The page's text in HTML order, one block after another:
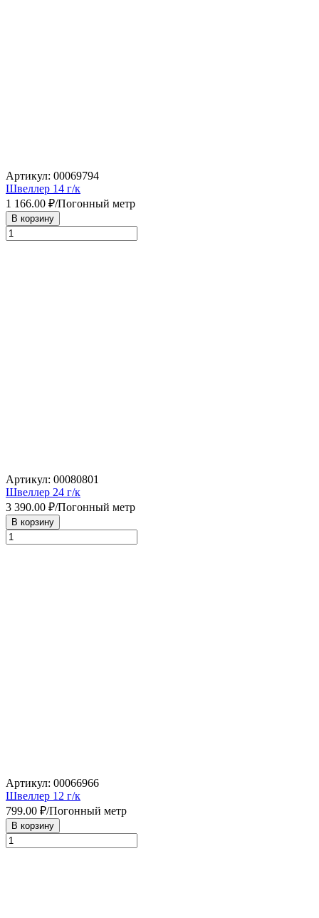
Артикул: 00069794
Швеллер 14 г/к
1 166.00 ₽/Погонный метр
В корзину
Артикул: 00080801
Швеллер 24 г/к
3 390.00 ₽/Погонный метр
В корзину
Артикул: 00066966
Швеллер 12 г/к
799.00 ₽/Погонный метр
В корзину